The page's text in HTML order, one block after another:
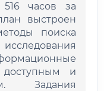
516 часов за
выстроен
поиска
и
Задания